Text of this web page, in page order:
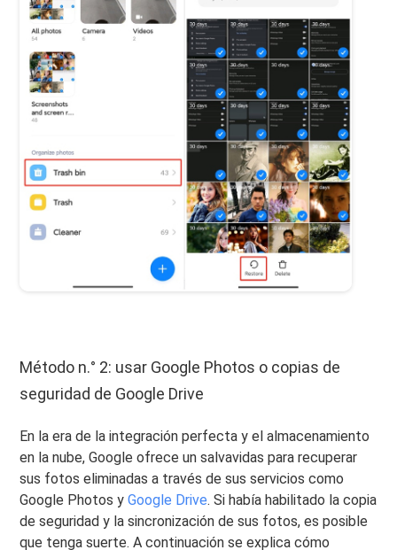
Método n.° 2: usar Google Photos o copias de
seguridad de Google Drive
En la era de la integración perfecta y el almacenamiento
en la nube, Google ofrece un salvavidas para recuperar
sus fotos eliminadas a través de sus servicios como
Google Photos yGoogle Drive. Si había habilitado la copia
de seguridad y la sincronización de sus fotos, es posible
que tenga suerte. A continuación se explica cómo